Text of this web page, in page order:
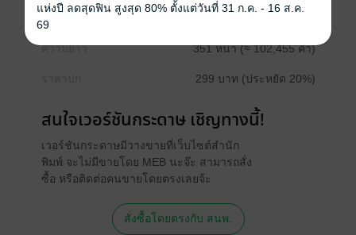
วันที่วางขาย
ความยาว 351 หน้า (≈ 102,455 คำ)
299 บาท (ประหยัด 20%)
สนใจเวอร์ชันกระดาษ เชิญทางนี้!
เวอร์ชันกระดาษมีวางขายที่เว็บไซต์สำนัก
พิมพ์ จะไม่มีขายโดย MEB นะจ๊ะ สามารถสั่ง
ซื้อ หรือติดต่อคนขายโดยตรงเลยจ้ะ
สั่งซื้อโดยตรงกับ สนพ.
แห่งปี ลดสุดฟิน สูงสุด 80% ตั้งแต่วันที่ 31 ก.ค. - 16 ส.ค.
69